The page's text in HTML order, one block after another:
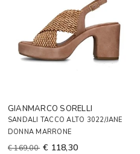
GIANMARCO SORELLI
SANDALI TACCO ALTO 3022/JANE
DONNA MARRONE
€ 169,00 € 118,30